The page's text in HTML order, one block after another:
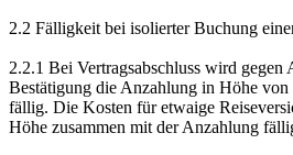
2.2 Fälligkeit bei isolierter Buchung
2.2.1 Bei Vertragsabschluss wird gegen
Bestätigung die Anzahlung in Höhe von
fällig. Die Kosten für etwaige
Höhe zusammen mit der Anzahlung